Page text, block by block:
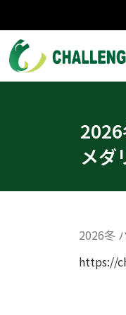
メダ
2026冬
https://